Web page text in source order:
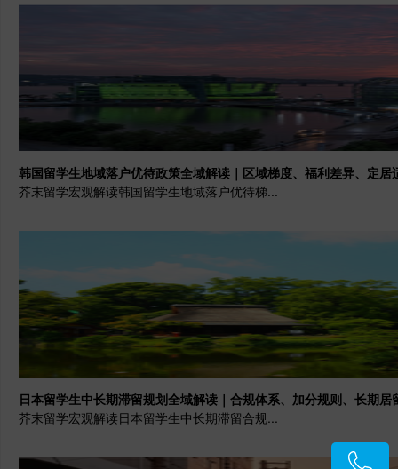
韩国留学生地域落户优待政策全域解读｜区域梯度、福利差异、定居
芥末留学宏观解读韩国留学生地域落户优待梯...
日本留学生中长期滞留规划全域解读｜合规体系、加分规则、长期居
芥末留学宏观解读日本留学生中长期滞留合规...